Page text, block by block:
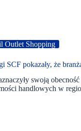
Outlet Shopping
SCF pokazały, że
swoją
handlowych w